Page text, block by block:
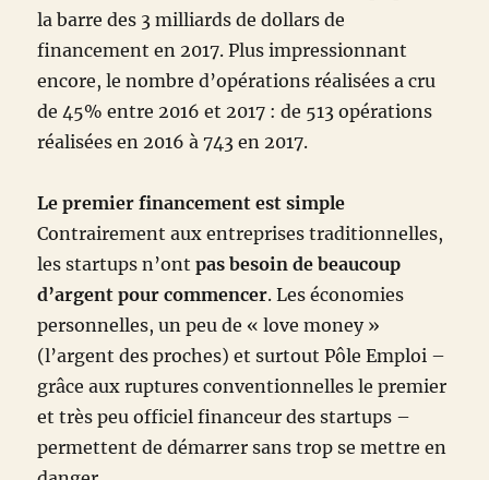
la barre des 3 milliards de dollars de
financement en 2017. Plus impressionnant
encore, le nombre d’opérations réalisées a cru
de 45% entre 2016 et 2017 : de 513 opérations
réalisées en 2016 à 743 en 2017.
Le premier financement est simple
Contrairement aux entreprises traditionnelles,
les startups n’ontpas besoin de beaucoup
d’argent pour commencer. Les économies
personnelles, un peu de « love money »
(l’argent des proches) et surtout Pôle Emploi –
grâce aux ruptures conventionnelles le premier
et très peu officiel financeur des startups –
permettent de démarrer sans trop se mettre en